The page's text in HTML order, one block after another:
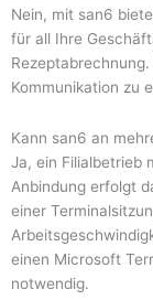
Nein, mit san6
für all Ihre
Kommunikation zu
Kann san6 an
Ja, ein Filialbetrieb
Anbindung erfolgt
einer
einen Microsoft
notwendig.